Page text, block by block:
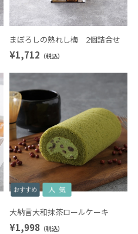
まぼろしの熟れし梅 2個詰合せ
¥1,712 （税込）
大納言大和抹茶ロールケーキ
¥1,998 （税込）